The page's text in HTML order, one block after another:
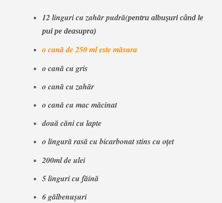
12 linguri cu zahăr pudră(pentru albuşuri când le
pui pe deasupra)
o cană de 250 ml este măsura
o cană cu gris
o cană cu zahăr
o cană cu mac măcinat
două căni cu lapte
o lingură rasă cu bicarbonat stinscu oţet
200ml de ulei
5 linguri cu făină
6 gălbenuşuri